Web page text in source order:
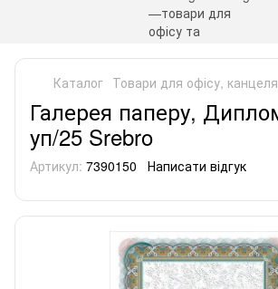
Каталог Товари для офісу,
Галерея паперу,
уп/25 Srebro
Артикул: 7390150 Написати відгук